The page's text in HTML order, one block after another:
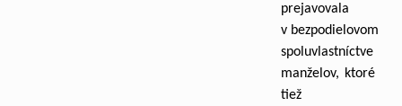
prejavovala
v bezpodielovom
spoluvlastníctve
manželov, ktoré
tiež